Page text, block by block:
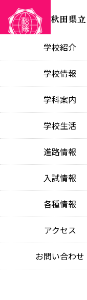
学校紹介
学校長あいさつ
学校目標
objectives
沿革
school history
校名・校章・校歌
about the school
学校情報
学校案内パンフレ
教育課程
curriculum
校時表
class schedule
学校いじめ防止
bullying prevention
教育理念
educational
中期ビジョン
学科案内
学校生活
部活動
学校行事
school events
生徒会活動
student council
特色ある教育活動
unique educational
進路情報
入試情報
各種情報
新着情報
お知らせ
notices
アクセス
お問い合わせ
７月の月
行事予定
月間行事予定(7月)